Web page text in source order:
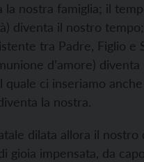
la nostra famiglia; il
diventa il nostro
tra Padre, Figlio e
d’amore)
quale ci inseriamo
la nostra.
dilata allora il nostro
gioia impensata, da